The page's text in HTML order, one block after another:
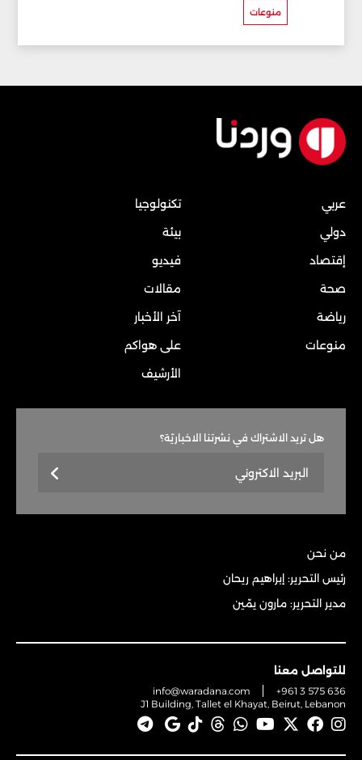
منوعات
عربي
دولي
إقتصاد
صحة
رياضة
منوعات
تكنولوجيا
بيئة
فيديو
مقالات
آخر الأخبار
على هواكم
الأرشيف
هل تريد الاشتراك في نشرتنا الاخباريّة؟
من نحن
رئيس التحرير: إبراهيم ريحان
مدير التحرير: مارون يمّين
للتواصل معنا
info@waradana.com
+961 3 575 636
J1 Building, Tallet el Khayat, Beirut, Lebanon